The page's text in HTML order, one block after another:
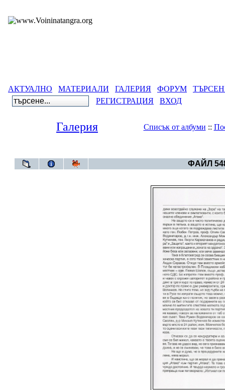
АКТУАЛНО МАТЕРИАЛИ ГАЛЕРИЯ ФОРУМ
РЕГИСТРАЦИЯ
ВХОД
Галерия Списък от албуми ::
ФАЙЛ